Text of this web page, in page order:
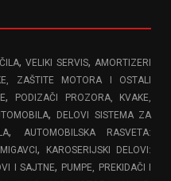
,VELIKI SERVIS,AMORTIZERI
ZAŠTITE MOTORA I OSTALI
,
PODIZAČI PROZORA, KVAKE,
,
DELOVI SISTEMA ZA
,
AUTOMOBILSKA RASVETA:
,
KAROSERIJSKI DELOVI:
I SAJTNE, PUMPE, PREKIDAČI I